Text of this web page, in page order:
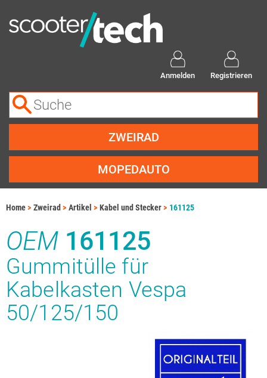
Anmelden Registrieren
ZWEIRAD
MOPEDAUTO
Home Zweirad Artikel Kabel und Stecker 161125
OEM 161125
Gummitülle für
Kabelkasten Vespa
50/125/150